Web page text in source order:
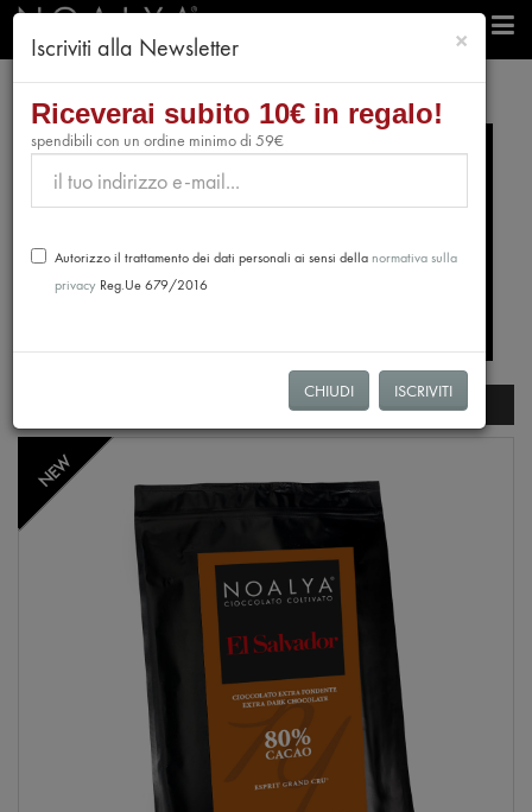
Filtri di ricerca
NEW
× chiudi
Iscriviti alla Newsletter
Riceverai subito 10€ in regalo!
spendibili con un ordine minimo di 59€
Autorizzo il trattamento dei dati personali ai sensi dellanormativa sulla
privacy Reg.Ue 679/2016
CHIUDI ISCRIVITI